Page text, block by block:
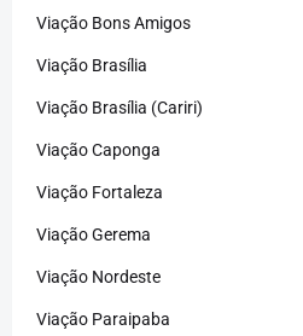
Viação Bons Amigos
Viação Brasília
Viação Brasília (Cariri)
Viação Caponga
Viação Fortaleza
Viação Gerema
Viação Nordeste
Viação Paraipaba